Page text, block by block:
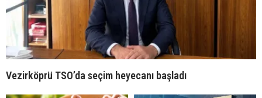
Vezirköprü TSO’da seçim heyecanı başladı